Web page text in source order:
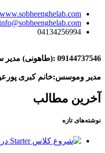
www.sobheenghelab.com
04134256994
09144737546 :(طاهونی) مدیر
مدیر وموسس:خانم کبری پورعیوض
آخرین مطالب
نوشته‌های تازه